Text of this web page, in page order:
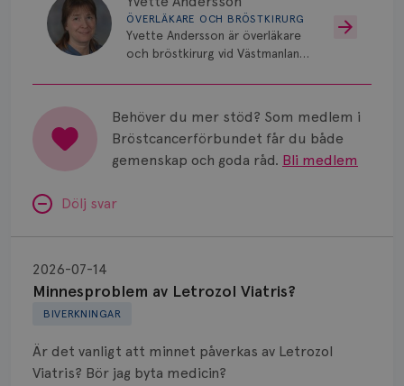
ÖVERLÄKARE OCH BRÖSTKIRURG
Yvette Andersson är överläkare
och bröstkirurg vid Västmanlands
Behöver du mer stöd? Som medlem i
Bröstcancerförbundet får du både
gemenskap och goda råd. Bli medlem
Dölj svar
BIVERKNINGAR
Minnesproblem av Letrozol Viatris?
2026-07-14
Är det vanligt att minnet påverkas av Letrozol
Viatris? Bör jag byta medicin?
Letrozol
Viatris?